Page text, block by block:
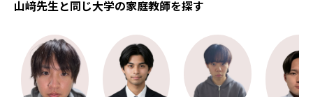
山﨑先生と同じ大学の家庭教師を探す